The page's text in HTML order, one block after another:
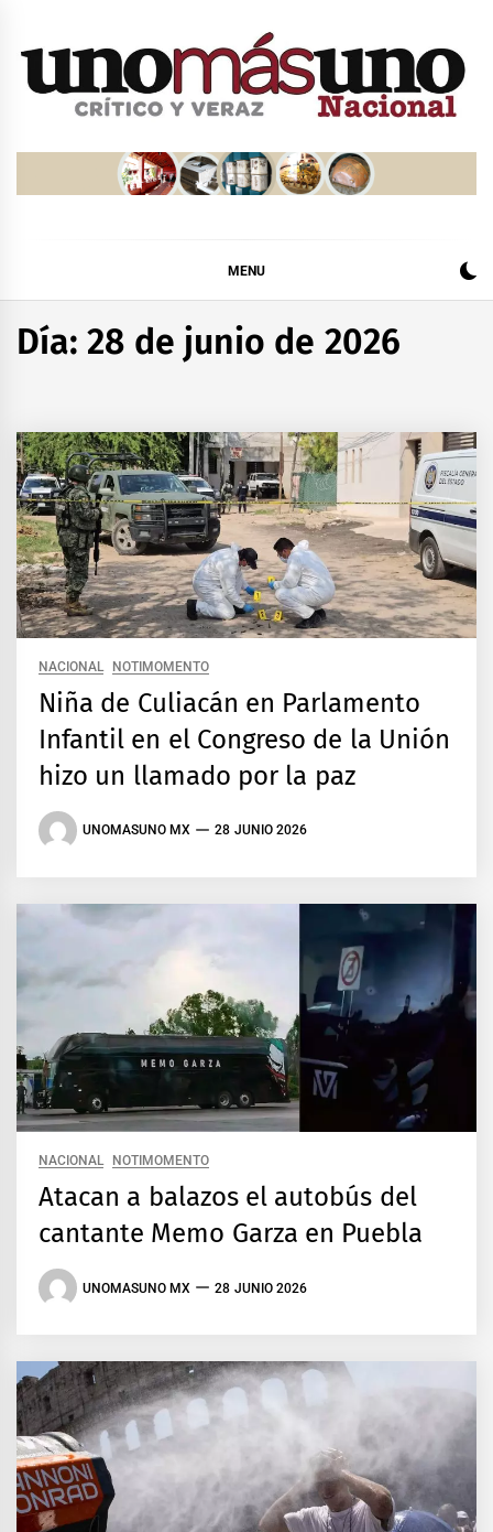
MENU
Día:28 de junio de 2026
NACIONAL NOTIMOMENTO
Niña de Culiacán en Parlamento
Infantil en el Congreso de la Unión
hizo un llamado por la paz
UNOMASUNO MX 28 JUNIO 2026
NACIONAL NOTIMOMENTO
Atacan a balazos el autobús del
cantante Memo Garza en Puebla
UNOMASUNO MX 28 JUNIO 2026